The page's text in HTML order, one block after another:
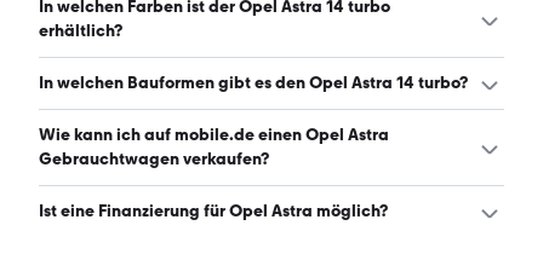
automatischem Getriebe erhältlich. (Stand: 6.8.2026)
In welchen Farben ist der Opel Astra 14 turbo
erhältlich?
Den Opel Astra 14 turbo gibt es in folgenden Farben:
häufigste Farbe ist schwarz. (Stand: 6.8.2026)
In welchen Bauformen gibt es den Opel Astra 14 turbo?
Den Opel Astra 14 turbo gibt es in folgenden Bauformen:
Limousine und Kombi. (Stand: 6.8.2026)
Wie kann ich auf mobile.de einen Opel Astra
Gebrauchtwagen verkaufen?
Alle Informationen zum Verkauf an mobile.de-
Ist eine Finanzierung für Opel Astra möglich?